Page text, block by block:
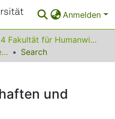
Anmelden
14 Fakultät für Humanwissenschaften und Theologie
Fakultät für Humanwissenschaften und Theologie
Search
und